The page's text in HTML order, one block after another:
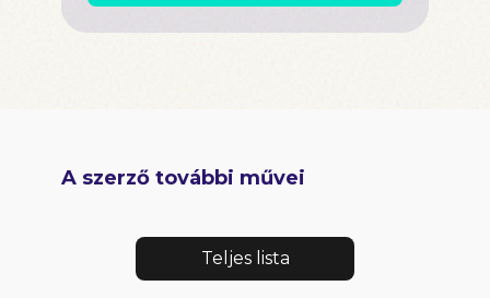
A szerző további művei
Teljes lista